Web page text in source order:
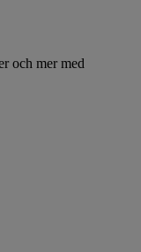
och mer med